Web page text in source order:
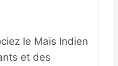
le Maïs Indien
et des